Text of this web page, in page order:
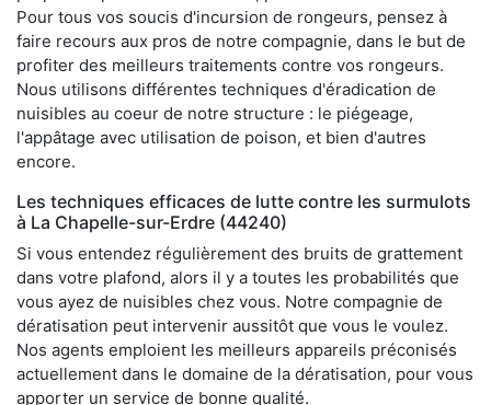
Pour tous vos soucis d'incursion de rongeurs, pensez à
faire recours aux pros de notre compagnie, dans le but de
profiter des meilleurs traitements contre vos rongeurs.
Nous utilisons différentes techniques d'éradication de
nuisibles au coeur de notre structure : le piégeage,
l'appâtage avec utilisation de poison, et bien d'autres
encore.
Les techniques efficaces de lutte contre les surmulots
à La Chapelle-sur-Erdre (44240)
Si vous entendez régulièrement des bruits de grattement
dans votre plafond, alors il y a toutes les probabilités que
vous ayez de nuisibles chez vous. Notre compagnie de
dératisation peut intervenir aussitôt que vous le voulez.
Nos agents emploient les meilleurs appareils préconisés
actuellement dans le domaine de la dératisation, pour vous
apporter un service de bonne qualité.